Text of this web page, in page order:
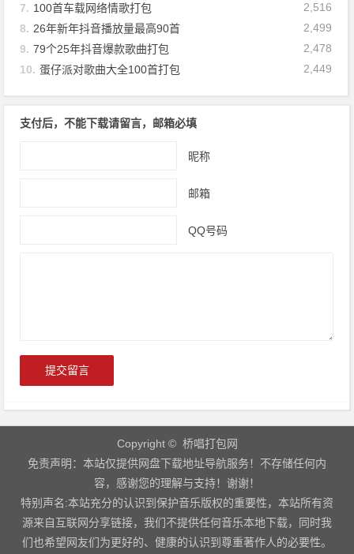
2,516
7. 100首车载网络情歌打包
2,499
8. 26年新年抖音播放量最高90首
2,478
9. 79个25年抖音爆款歌曲打包
2,449
10. 蛋仔派对歌曲大全100首打包
支付后，不能下载请留言，邮箱必填
昵称
邮箱
QQ号码
Copyright © 桥唱打包网
免责声明：本站仅提供网盘下载地址导航服务！不存储任何内
容，感谢您的理解与支持！谢谢！
特别声名:本站充分的认识到保护音乐版权的重要性，本站所有资
源来自互联网分享链接，我们不提供任何音乐本地下载，同时我
们也希望网友们为更好的、健康的认识到尊重著作人的必要性。